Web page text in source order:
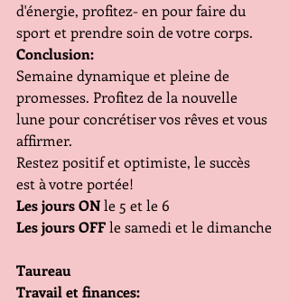
d'énergie, profitez- en pour faire du
sport et prendre soin de votre corps.
Conclusion:
Semaine dynamique et pleine de
promesses. Profitez de la nouvelle
lune pour concrétiser vos rêves et vous
affirmer.
Restez positif et optimiste, le succès
est à votre portée!
Les jours ON le 5 et le 6
Les jours OFF le samedi et le dimanche
Taureau
Travail et finances: